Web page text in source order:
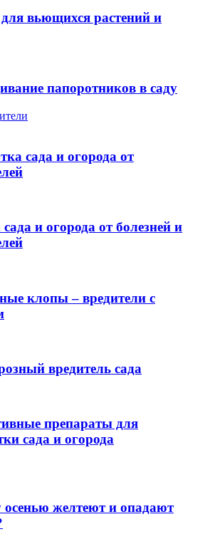
вьющихся растений и
папоротников в саду
сада и огорода от
и огорода от болезней и
клопы – вредители с
вредитель сада
препараты для
сада и огорода
желтеют и опадают